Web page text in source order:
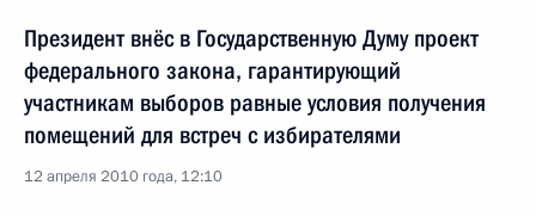
Президент внёс в Государственную Думу проект
федерального закона, гарантирующий
участникам выборов равные условия получения
помещений для встреч с избирателями
12 апреля 2010 года, 12:10